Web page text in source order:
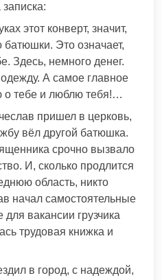
этот конверт, значит,
батюшки. Это означает,
Здесь, немного денег.
А самое главное
тебе и люблю тебя!…
пришел в церковь,
вёл другой батюшка.
срочно вызвало
И, сколько продлится
область, никто
начал самостоятельные
вакансии грузчика
трудовая книжка и
в город, с надеждой,